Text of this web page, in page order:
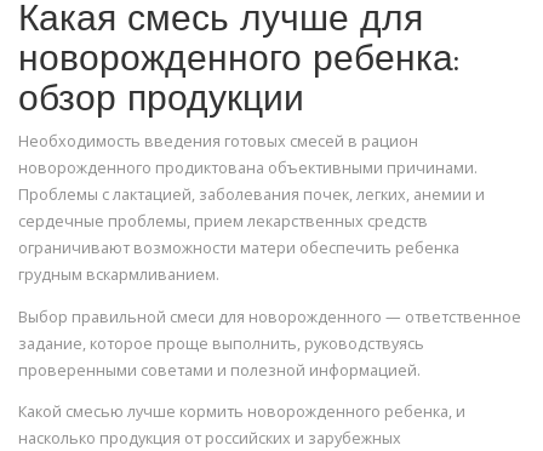
Какая смесь лучше для
новорожденного ребенка:
обзор продукции
Необходимость введения готовых смесей в рацион
новорожденного продиктована объективными причинами.
Проблемы с лактацией, заболевания почек, легких, анемии и
сердечные проблемы, прием лекарственных средств
ограничивают возможности матери обеспечить ребенка
грудным вскармливанием.
Выбор правильной смеси для новорожденного — ответственное
задание, которое проще выполнить, руководствуясь
проверенными советами и полезной информацией.
Какой смесью лучше кормить новорожденного ребенка, и
насколько продукция от российских и зарубежных